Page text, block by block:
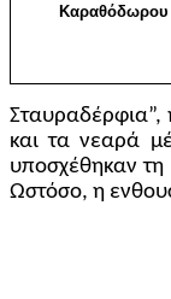
Καραθόδωρου
Σταυραδέρφια”,
και τα νεαρά
υποσχέθηκαν
Ωστόσο, η